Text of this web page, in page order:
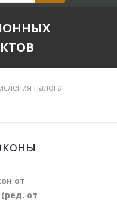
налога
от
(ред. от